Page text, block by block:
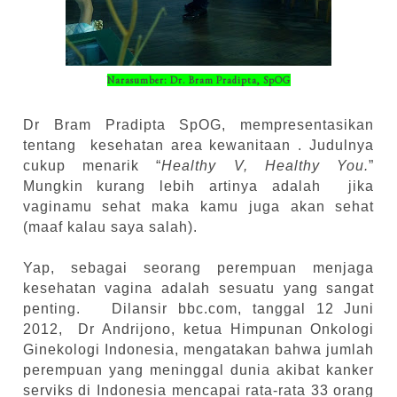
Narasumber: Dr. Bram Pradipta, SpOG
Dr Bram Pradipta SpOG, mempresentasikan
tentang
kesehatan area kewanitaan . Judulnya
cukup menarik “Healthy V, Healthy You.”
Mungkin kurang lebih artinya adalah
jika
vaginamu sehat maka kamu juga akan sehat
(maaf kalau saya salah).
Yap, sebagai seorang perempuan menjaga
kesehatan vagina adalah sesuatu yang sangat
penting.
Dilansir bbc.com, tanggal 12 Juni
2012,
Dr Andrijono, ketua Himpunan Onkologi
Ginekologi Indonesia, mengatakan bahwa jumlah
perempuan yang meninggal dunia akibat kanker
serviks di Indonesia mencapai rata-rata 33 orang